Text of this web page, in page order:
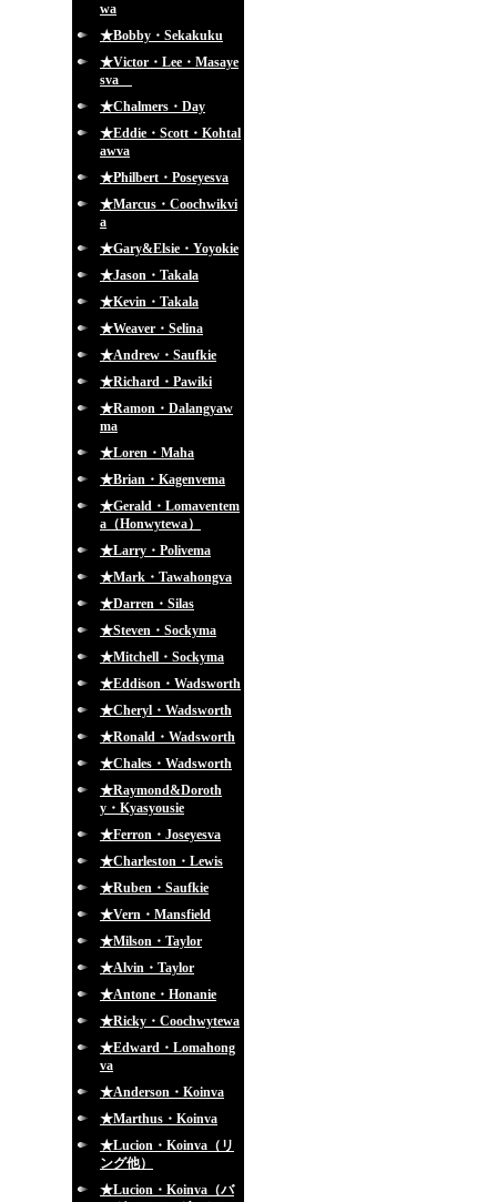
wa
★Bobby・Sekakuku
★Victor・Lee・Masaye
sva
★Chalmers・Day
★Eddie・Scott・Kohtal
awva
★Philbert・Poseyesva
★Marcus・Coochwikvi
a
★Gary&Elsie・Yoyokie
★Jason・Takala
★Kevin・Takala
★Weaver・Selina
★Andrew・Saufkie
★Richard・Pawiki
★Ramon・Dalangyaw
ma
★Loren・Maha
★Brian・Kagenvema
★Gerald・Lomaventem
a（Honwytewa）
★Larry・Polivema
★Mark・Tawahongva
★Darren・Silas
★Steven・Sockyma
★Mitchell・Sockyma
★Eddison・Wadsworth
★Cheryl・Wadsworth
★Ronald・Wadsworth
★Chales・Wadsworth
★Raymond&Doroth
y・Kyasyousie
★Ferron・Joseyesva
★Charleston・Lewis
★Ruben・Saufkie
★Vern・Mansfield
★Milson・Taylor
★Alvin・Taylor
★Antone・Honanie
★Ricky・Coochwytewa
★Edward・Lomahong
va
★Anderson・Koinva
★Marthus・Koinva
★Lucion・Koinva（リ
ング他）
★Lucion・Koinva（バ